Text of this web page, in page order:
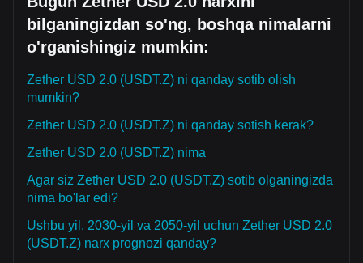
bilganingizdan so'ng, boshqa nimalarni
o'rganishingiz mumkin:
Zether USD 2.0 (USDT.Z) ni qanday sotib olish
mumkin?
Zether USD 2.0 (USDT.Z) ni qanday sotish kerak?
Zether USD 2.0 (USDT.Z) nima
Agar siz Zether USD 2.0 (USDT.Z) sotib olganingizda
nima bo'lar edi?
Ushbu yil, 2030-yil va 2050-yil uchun Zether USD 2.0
(USDT.Z) narx prognozi qanday?